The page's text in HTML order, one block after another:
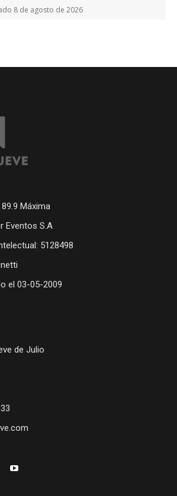
8 de agosto de 2026
Máxima
Eventos S.A
5128498
el 03-05-2009
de Julio